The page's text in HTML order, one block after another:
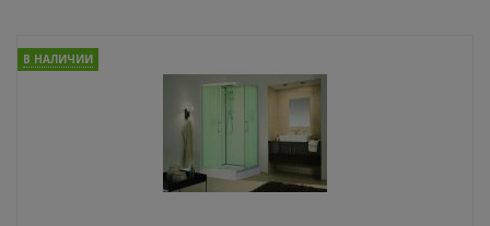
В НАЛИЧИИ